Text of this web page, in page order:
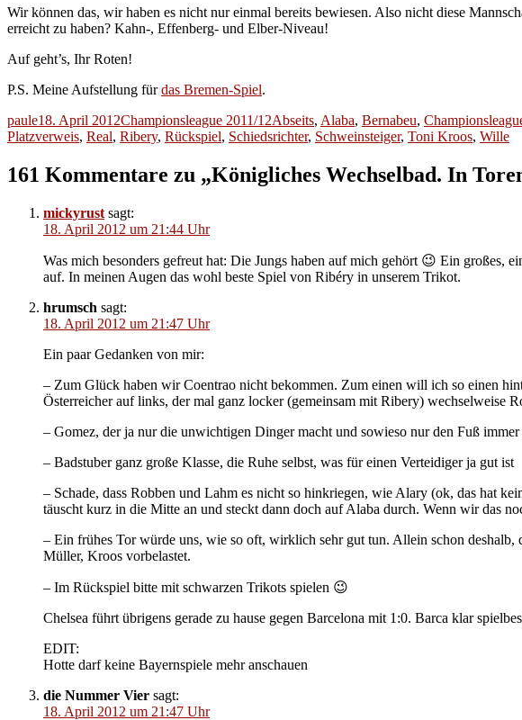
Wir können das, wir haben es nicht nur einmal bereits bewiesen. Also nicht diese
erreicht zu haben? Kahn-, Effenberg- und Elber-Niveau!
Auf geht’s, Ihr Roten!
P.S. Meine Aufstellung fürdas Bremen-Spiel.
Autor
pauleVeröffentlicht
am
18. April 2012Kategorien
Championsleague 2011/12Schlagwörter
Abseits, Alaba, Bernabeu,
Platzverweis, Real, Ribery, Rückspiel, Schiedsrichter, Schweinsteiger, Toni Kroos, Wille
161 Kommentare zu „Königliches Wechselbad. In
mickyrust sagt:
18. April 2012 um 21:44 Uhr
Was mich besonders gefreut hat: Die Jungs haben auf mich gehört 😉 Ein großes,
auf. In meinen Augen das wohl beste Spiel von Ribéry in unserem Trikot.
hrumsch sagt:
18. April 2012 um 21:47 Uhr
Ein paar Gedanken von mir:
– Zum Glück haben wir Coentrao nicht bekommen. Zum einen will ich so einen
Österreicher auf links, der mal ganz locker (gemeinsam mit Ribery) wechselweise
– Gomez, der ja nur die unwichtigen Dinger macht und sowieso nur den Fuß
– Badstuber ganz große Klasse, die Ruhe selbst, was für einen Verteidiger ja gut ist
– Schade, dass Robben und Lahm es nicht so hinkriegen, wie Alary (ok, das hat
täuscht kurz in die Mitte an und steckt dann doch auf Alaba durch. Wenn wir das
– Ein frühes Tor würde uns, wie so oft, wirklich sehr gut tun. Allein schon
Müller, Kroos vorbelastet.
– Im Rückspiel bitte mit schwarzen Trikots spielen 😉
Chelsea führt übrigens gerade zu hause gegen Barcelona mit 1:0. Barca klar
EDIT:
Hotte darf keine Bayernspiele mehr anschauen
die Nummer Vier sagt:
18. April 2012 um 21:47 Uhr